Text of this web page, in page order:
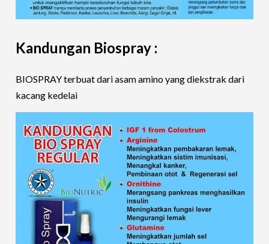
Kandungan Biospray :
BIOSPRAY terbuat dari asam amino yang diekstrak dari
kacang kedelai